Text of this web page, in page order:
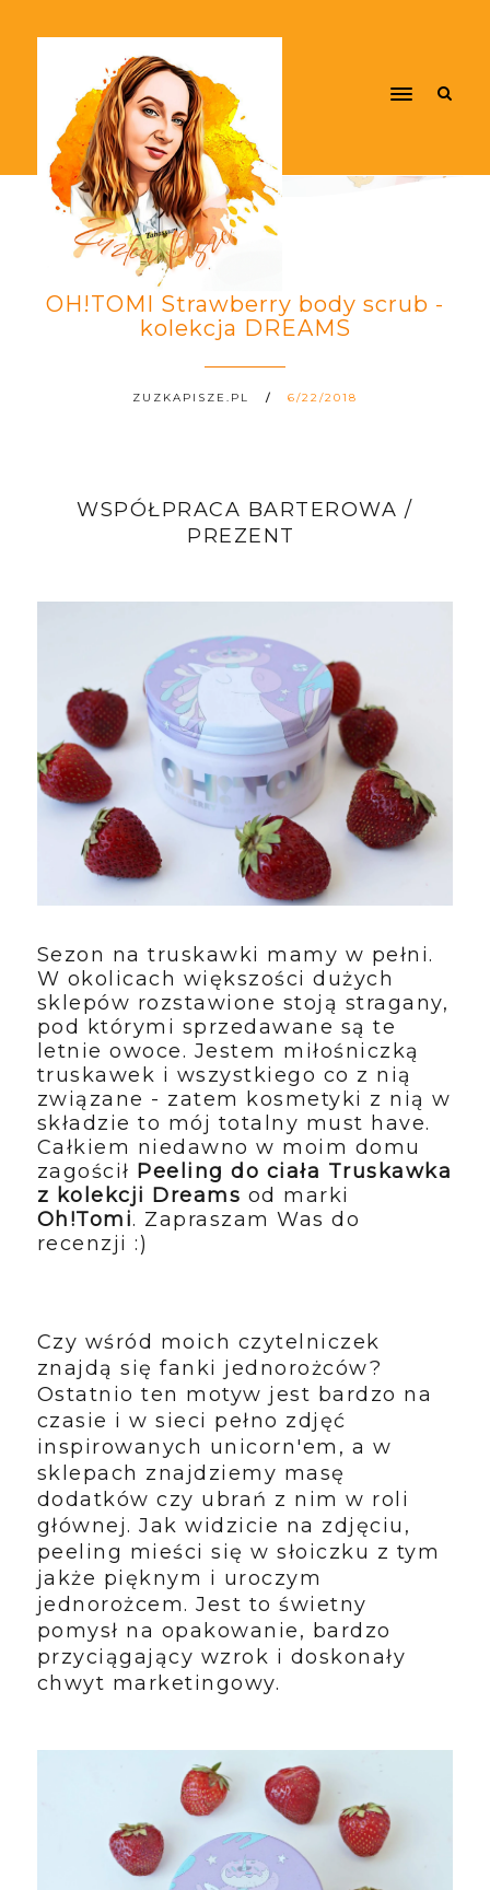
OH!TOMI Strawberry body scrub -
kolekcja DREAMS
ZUZKAPISZE.PL 6/22/2018
WSPÓŁPRACA BARTEROWA /
PREZENT
Sezon na truskawki mamy w pełni.
W okolicach większości dużych
sklepów rozstawione stoją stragany,
pod którymi sprzedawane są te
letnie owoce. Jestem miłośniczką
truskawek i wszystkiego co z nią
związane - zatem kosmetyki z nią w
składzie to mój totalny must have.
Całkiem niedawno w moim domu
zagościł Peeling do ciała Truskawka
z kolekcji Dreams od marki
Oh!Tomi. Zapraszam Was do
recenzji :)
Czy wśród moich czytelniczek
znajdą się fanki jednorożców?
Ostatnio ten motyw jest bardzo na
czasie i w sieci pełno zdjęć
inspirowanych unicorn'em, a w
sklepach znajdziemy masę
dodatków czy ubrań z nim w roli
głównej. Jak widzicie na zdjęciu,
peeling mieści się w słoiczku z tym
jakże pięknym i uroczym
jednorożcem. Jest to świetny
pomysł na opakowanie, bardzo
przyciągający wzrok i doskonały
chwyt marketingowy.